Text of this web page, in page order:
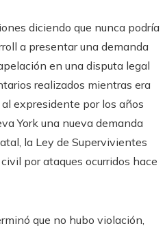
diciendo que nunca podría
a presentar una demanda
en una disputa legal
realizados mientras era
expresidente por los años
York una nueva demanda
la Ley de Supervivientes
por ataques ocurridos hace
que no hubo violación,